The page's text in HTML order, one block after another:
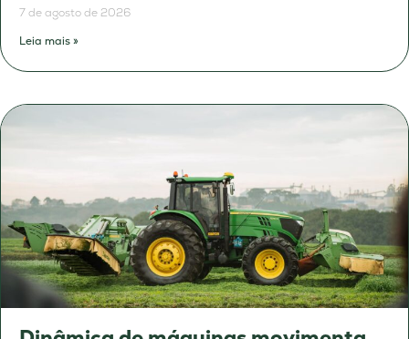
7 de agosto de 2026
Leia mais »